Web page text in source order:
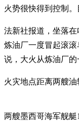
火势很快得到控制。
法新社报道，坐落在
炼油厂一度冒起滚
说，大火从炼油厂的
火灾地点距离两艘油
两艘墨西哥海军舰